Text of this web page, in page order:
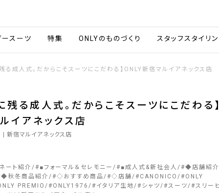
スーツ 特集 ONLYのものづくり スタッフスタイリ
る成人式。だからこそスーツにこだわる】ONLY新宿マルイアネックス店
残る成人式。だからこそスーツにこだわる
イアネックス店
| 新宿マルイアネックス店
ート紹介 #■フォーマル＆セレモニー #■成人式&新社会人 #◆店舗紹介
◆秋冬商品紹介 #◇おすすめ商品 #◇店舗 #CANONICO #ONLY
PREMIO
#ONLY1976 #イタリア生地 #シャツ #スーツ #スリー